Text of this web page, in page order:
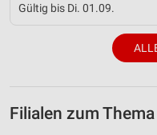
Gültig bis Di. 01.09.
Filialen zum